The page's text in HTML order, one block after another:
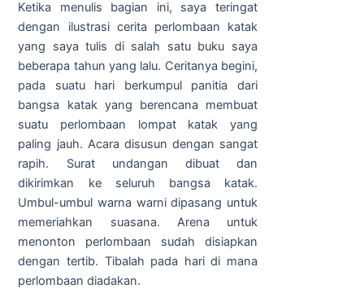
Ketika menulis bagian ini, saya teringat
dengan ilustrasi cerita perlombaan katak
yang saya tulis di salah satu buku saya
beberapa tahun yang lalu. Ceritanya begini,
pada suatu hari berkumpul panitia dari
bangsa katak yang berencana membuat
suatu perlombaan lompat katak yang
paling jauh. Acara disusun dengan sangat
rapih. Surat undangan dibuat dan
dikirimkan ke seluruh bangsa katak.
Umbul-umbul warna warni dipasang untuk
memeriahkan suasana. Arena untuk
menonton perlombaan sudah disiapkan
dengan tertib. Tibalah pada hari di mana
perlombaan diadakan.